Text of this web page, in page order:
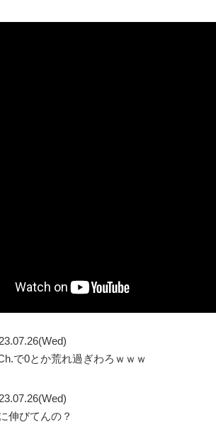
で0とか荒れ過ぎわろｗｗｗ
伸びてんの？